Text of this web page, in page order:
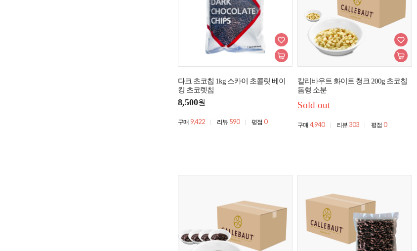
다크 초코칩 1kg 스카이 초콜릿 베이
킹 초코렛칩
8,500원
구매 9,422 리뷰 590 평점 0
칼리바우트 화이트 청크 200g 초코칩
돔형 소분
Sold out
구매 4,940 리뷰 303 평점 0